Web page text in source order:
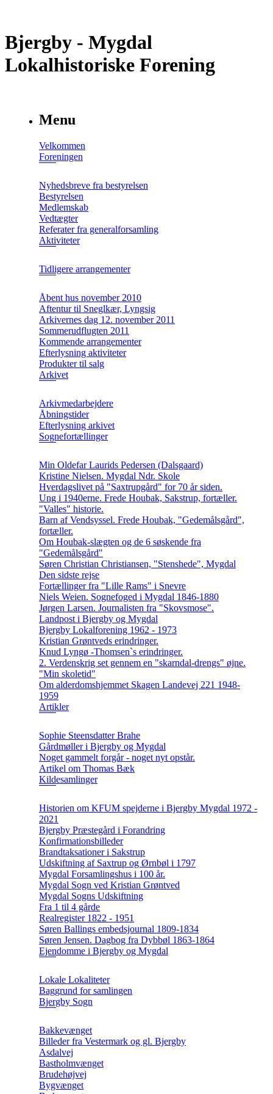
Bjergby - Mygdal
Lokalhistoriske Forening
Menu
Velkommen
Foreningen
Nyhedsbreve fra bestyrelsen
Bestyrelsen
Medlemskab
Vedtægter
Referater fra generalforsamling
Aktiviteter
Tidligere arrangementer
Åbent hus november 2010
Aftentur til Sneglkær, Lyngsig
Arkivernes dag 12. november 2011
Sommerudflugten 2011
Kommende arrangementer
Efterlysning aktiviteter
Produkter til salg
Arkivet
Arkivmedarbejdere
Åbningstider
Efterlysning arkivet
Sognefortællinger
Min Oldefar Laurids Pedersen (Dalsgaard)
Kristine Nielsen. Mygdal Ndr. Skole
Hverdagslivet på "Saxtrupgård" for 70 år siden.
Ung i 1940erne. Frede Houbak, Sakstrup, fortæller.
"Valles" historie.
Barn af Vendsyssel. Frede Houbak, "Gedemålsgård",
fortæller.
Om Houbak-slægten og de 6 søskende fra
"Gedemålsgård"
Søren Christian Christiansen, "Stenshede", Mygdal
Den sidste rejse
Fortællinger fra "Lille Rams" i Snevre
Niels Weien. Sognefoged i Mygdal 1846-1880
Jørgen Larsen. Journalisten fra "Skovsmose".
Landpost i Bjergby og Mygdal
Bjergby Lokalforening 1962 - 1973
Kristian Grøntveds erindringer.
Knud Lyngø -Thomsen`s erindringer.
2. Verdenskrig set gennem en "skarndal-drengs" øjne.
"Min skoletid"
Om alderdomshjemmet Skagen Landevej 221 1948-
1959
Artikler
Sophie Steensdatter Brahe
Gårdmøller i Bjergby og Mygdal
Noget gammelt forgår - noget nyt opstår.
Artikel om Thomas Bæk
Kildesamlinger
Historien om KFUM spejderne i Bjergby Mygdal 1972 -
2021
Bjergby Præstegård i Forandring
Konfirmationsbilleder
Brandtaksationer i Sakstrup
Udskiftning af Saxtrup og Ørnbøl i 1797
Mygdal Forsamlingshus i 100 år.
Mygdal Sogn ved Kristian Grøntved
Mygdal Sogns Udskiftning
Fra 1 til 4 gårde
Realregister 1822 - 1951
Søren Ballings embedsjournal 1809-1834
Søren Jensen. Dagbog fra Dybbøl 1863-1864
Ejendomme i Bjergby og Mygdal
Lokale Lokaliteter
Baggrund for samlingen
Bjergby Sogn
Bakkevænget
Billeder fra Vestermark og gl. Bjergby
Asdalvej
Bastholmvænget
Brudehøjvej
Bygvænget